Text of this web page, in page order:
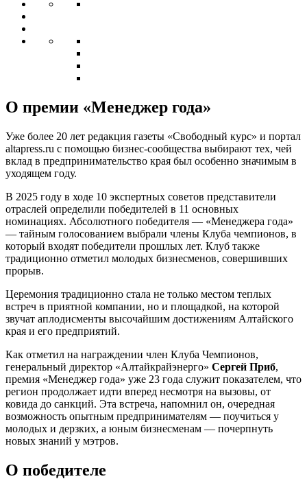
О премии «Менеджер года»
Уже более 20 лет редакция газеты «Свободный курс» и портал
altapress.ru с помощью бизнес-сообщества выбирают тех, чей
вклад в предпринимательство края был особенно значимым в
уходящем году.
В 2025 году в ходе 10 экспертных советов представители
отраслей определили победителей в 11 основных
номинациях. Абсолютного победителя — «Менеджера года»
— тайным голосованием выбрали члены Клуба чемпионов, в
который входят победители прошлых лет. Клуб также
традиционно отметил молодых бизнесменов, совершивших
прорыв.
Церемония традиционно стала не только местом теплых
встреч в приятной компании, но и площадкой, на которой
звучат аплодисменты высочайшим достижениям Алтайского
края и его предприятий.
Как отметил на награждении член Клуба Чемпионов,
генеральный директор «Алтайкрайэнерго» Сергей Приб,
премия «Менеджер года» уже 23 года служит показателем, что
регион продолжает идти вперед несмотря на вызовы, от
ковида до санкций. Эта встреча, напомнил он, очередная
возможность опытным предпринимателям — поучиться у
молодых и дерзких, а юным бизнесменам — почерпнуть
новых знаний у мэтров.
О победителе